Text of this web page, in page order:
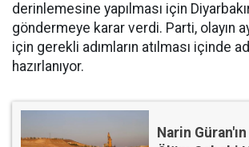
derinlemesine yapılması için
göndermeye karar verdi. Parti, olayın
için gerekli adımların atılması içinde
hazırlanıyor.
Narin